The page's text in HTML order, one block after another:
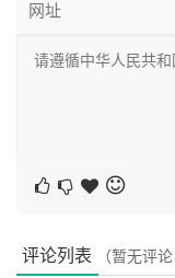
使用起来几乎和使
备注：
下。
评论列表 （暂无评论